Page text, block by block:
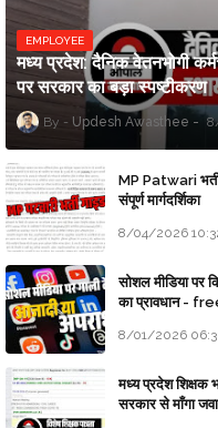
EMPLOYEE
मध्य प्रदेश: दैनिक वेतनभोगी
पर सरकार का बड़ा स्पष्टीकरण
Updesh Awasthee
MP Patwari
संपूर्ण मार्गदर्शिका
8/04/2026
सोशल मीडिया पर
का प्रावधान -
8/01/2026
मध्य प्रदेश शिक्षक
सरकार से माँगा